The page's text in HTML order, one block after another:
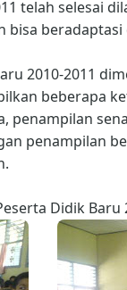
telah selesai
2010-2011
beberapa
penampilan
Didik Baru